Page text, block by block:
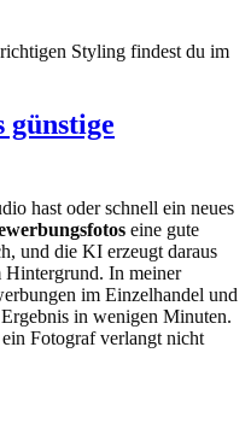
Styling findest du im
günstige
hast oder schnell ein neues
eine gute
und die KI erzeugt daraus
Hintergrund. In meiner
im Einzelhandel und
in wenigen Minuten.
Fotograf verlangt nicht